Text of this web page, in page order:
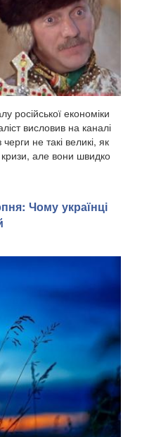
російської економіки
висловив на каналі
не такі великі, як
але вони швидко
Чому українці